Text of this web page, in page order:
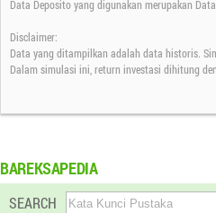
01 Sep 2022 1.000.000
01 Okt 2022
01 Nov 2022 1.000.000
01 Mar 2023
01 Apr 2023 1.000.000
Data Deposito yang digunakan merupakan
Disclaimer:
Data yang ditampilkan adalah data historis.
Dalam simulasi ini, return investasi dihitung
BAREKSAPEDIA
SEARCH